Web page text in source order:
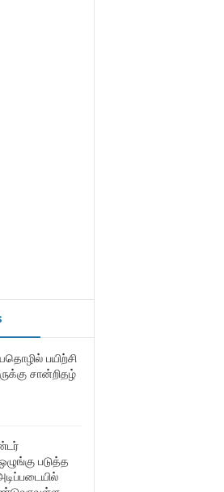
பயிற்சி
சான்றிதழ்
படுத்த